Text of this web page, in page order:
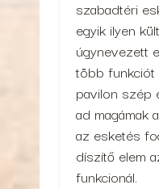
szabadtéri
egyik ilyen
úgynevezett
több funkciót
pavilon szép
ad magámak
az esketés
díszítő elem
funkcionál.